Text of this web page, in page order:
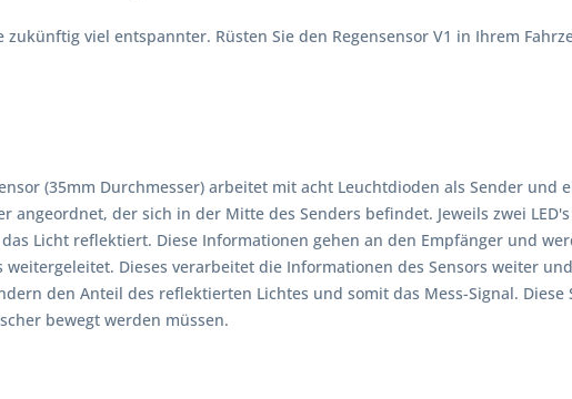
viel entspannter. Rüsten Sie den Regensensor V1 in Ihrem
(35mm Durchmesser) arbeitet mit acht Leuchtdioden als Sender und
angeordnet, der sich in der Mitte des Senders befindet. Jeweils zwei
Licht reflektiert. Diese Informationen gehen an den Empfänger und
Dieses verarbeitet die Informationen des Sensors weiter
den Anteil des reflektierten Lichtes und somit das Mess-Signal.
bewegt werden müssen.